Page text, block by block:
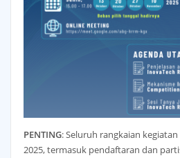
PENTING: Seluruh rangkaian
2025, termasuk pendaftaran dan